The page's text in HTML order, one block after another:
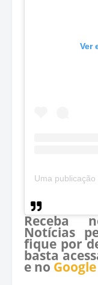
Ver
Receba
Notícias
fique por
basta
e no